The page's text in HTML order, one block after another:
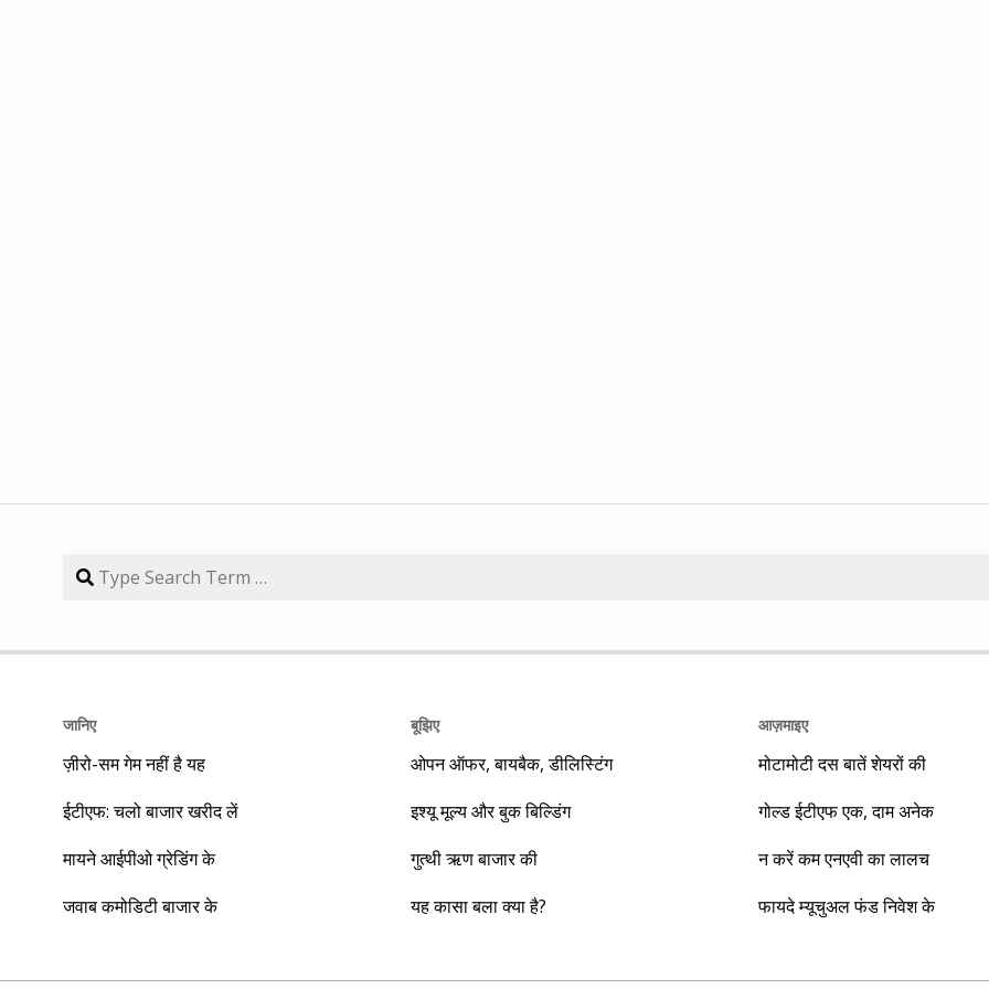
जानिए
ज़ीरो-सम गेम नहीं है यह
ईटीएफ: चलो बाजार खरीद लें
मायने आईपीओ ग्रेडिंग के
जवाब कमोडिटी बाजार के
बूझिए
ओपन ऑफर, बायबैक, डीलिस्टिंग
इश्यू मूल्य और बुक बिल्डिंग
गुत्थी ऋण बाजार की
यह कासा बला क्या है?
आज़माइए
मोटामोटी दस बातें शेयरों की
गोल्ड ईटीएफ एक, दाम अनेक
न करें कम एनएवी का लालच
फायदे म्यूचुअल फंड निवेश के